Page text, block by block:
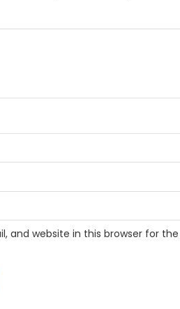
and website in this browser for